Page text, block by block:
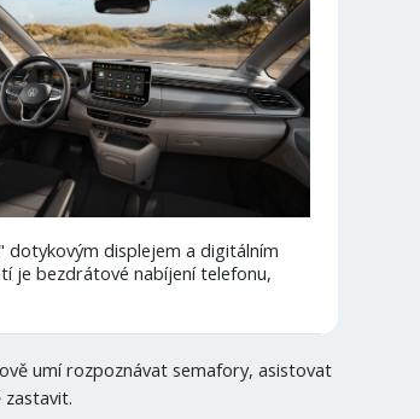
displejem a digitálním
je bezdrátové nabíjení telefonu,
umí rozpoznávat semafory, asistovat